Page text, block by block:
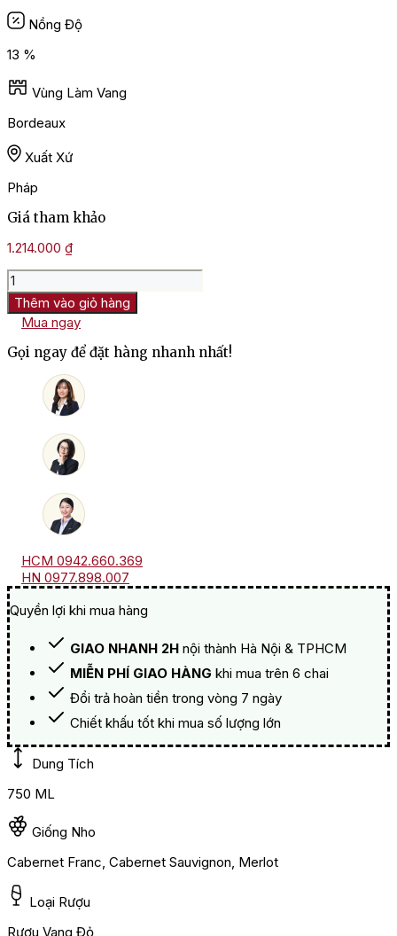
Nồng Độ
13 %
Vùng Làm Vang
Bordeaux
Xuất Xứ
Pháp
Giá tham khảo
1.214.000 ₫
Rượu
Vang
Pháp
Le
Haut
Medoc
Pedesclaux
Thêm vào giỏ hàng
Mua ngay
Gọi ngay để đặt hàng nhanh nhất!
HCM 0942.660.369
HN 0977.898.007
Quyền lợi khi mua hàng
GIAO NHANH 2H nội thành Hà Nội & TPHCM
MIỄN PHÍ GIAO HÀNG khi mua trên 6 chai
Đổi trả hoàn tiền trong vòng 7 ngày
Chiết khấu tốt khi mua số lượng lớn
Dung Tích
750 ML
Giống Nho
Cabernet Franc, Cabernet Sauvignon, Merlot
Loại Rượu
Rượu Vang Đỏ